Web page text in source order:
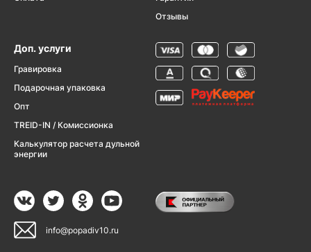
Отзывы
Доп. услуги
Гравировка
Подарочная упаковка
Опт
TREID-IN / Комиссионка
Калькулятор расчета дульной
энергии
info@popadiv10.ru